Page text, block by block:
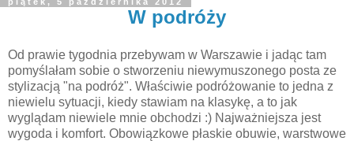
W podróży
Od prawie tygodnia przebywam w Warszawie i jadąc tam
pomyślałam sobie o stworzeniu niewymuszonego posta ze
stylizacją "na podróż". Właściwie podróżowanie to jedna z
niewielu sytuacji, kiedy stawiam na klasykę, a to jak
wyglądam niewiele mnie obchodzi :) Najważniejsza jest
wygoda i komfort. Obowiązkowe płaskie obuwie, warstwowe